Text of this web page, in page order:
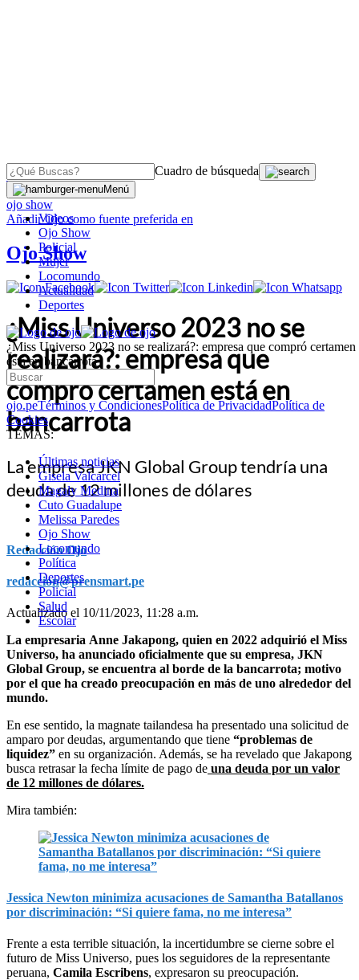
Cuadro de búsqueda
Menú
Videos
Ojo Show
Policial
Mujer
Locomundo
Actualidad
Deportes
¿Miss Universo 2023 no se realizará?: empresa que compró certamen
está en bancarrota
ojo.peTérminos y CondicionesPolítica de PrivacidadPolítica de
Cookies
TEMAS:
Últimas noticias
Gisela Valcarcel
Magaly Medina
Cuto Guadalupe
Melissa Paredes
Ojo Show
Locomundo
Política
Deportes
Policial
Salud
Escolar
OJO
ojo show
AñadirOjocomo fuente preferida en
Ojo Show
¿Miss Universo 2023 no se
realizará?: empresa que
compró certamen está en
bancarrota
La empresa JKN Global Group tendría una
deuda de 12 millones de dólares
Redacción Ojo
redaccion@prensmart.pe
Actualizado el 10/11/2023, 11:28 a.m.
La empresaria Anne Jakapong, quien en 2022 adquirió el Miss
Universo, ha anunciado oficialmente que su empresa, JKN
Global Group, se encuentra al borde de la bancarrota; motivo
por el que ha creado preocupación en más de uno alrededor del
mundo.
En ese sentido, la magnate tailandesa ha presentado una solicitud de
amparo por deudas, argumentando que tiene “problemas de
liquidez” en su organización. Además, se ha revelado que Jakapong
busca retrasar la fecha límite de pago de una deuda por un valor
de 12 millones de dólares.
Mira también:
Jessica Newton minimiza acusaciones de Samantha Batallanos
por discriminación: “Si quiere fama, no me interesa”
Frente a esta terrible situación, la incertidumbre se cierne sobre el
futuro de Miss Universo, pues los seguidores de la representante
peruana, Camila Escribens, expresaron su preocupación.